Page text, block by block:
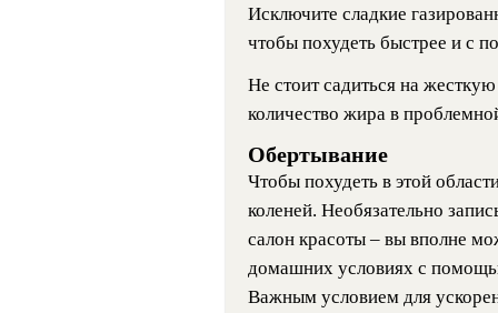
Исключите сладкие
чтобы похудеть быстрее и с
Не стоит садиться на
количество жира в
Обертывание
Чтобы похудеть в этой
коленей. Необязательно
салон красоты – вы вполне
домашних условиях с
Важным условием для